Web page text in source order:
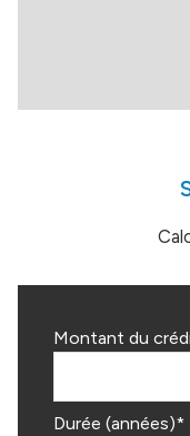
Montant du
Durée (années)*